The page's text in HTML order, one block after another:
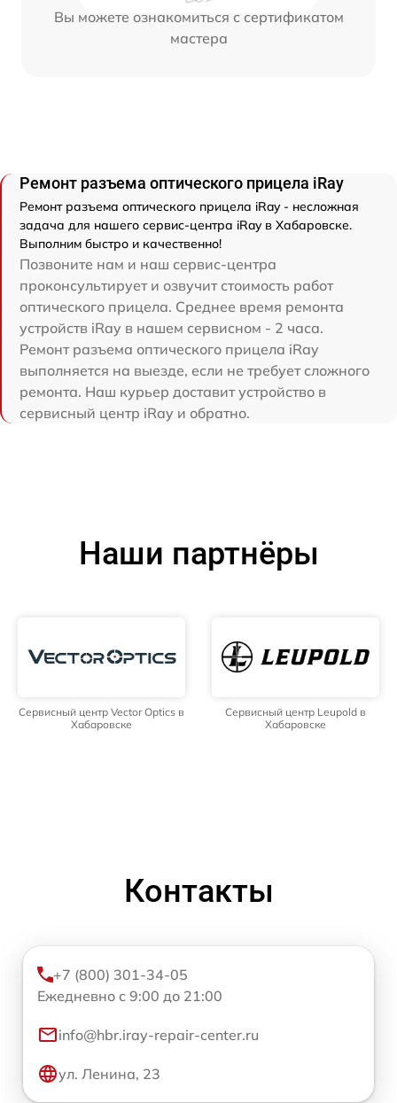
Вы можете ознакомиться с сертификатом
мастера
Ремонт разъема оптического прицела iRay
Ремонт разъема оптического прицела iRay - несложная
задача для нашего сервис-центра iRay в Хабаровске.
Выполним быстро и качественно!
Позвоните нам и наш сервис-центра
проконсультирует и озвучит стоимость работ
оптического прицела. Среднее время ремонта
устройств iRay в нашем сервисном - 2 часа.
Ремонт разъема оптического прицела iRay
выполняется на выезде, если не требует сложного
ремонта. Наш курьер доставит устройство в
сервисный центр iRay и обратно.
Наши партнёры
Сервисный центр Vector Optics в
Хабаровске
Сервисный центр Leupold в
Хабаровске
Контакты
+7 (800) 301-34-05
Ежедневно с 9:00 до 21:00
info@hbr.iray-repair-center.ru
ул. Ленина, 23